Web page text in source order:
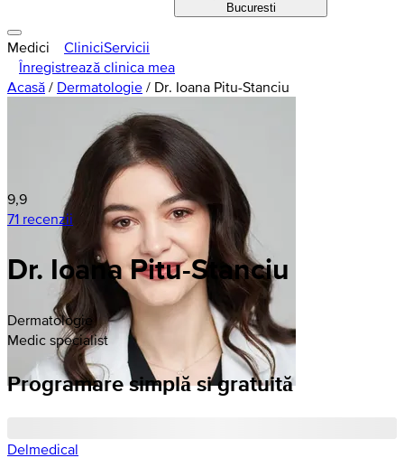
Bucuresti
Medici CliniciServicii
Înregistrează clinica mea
Acasă / Dermatologie / Dr. Ioana Pitu-Stanciu
9,9
71 recenzii
Dr. Ioana Pitu-Stanciu
Dermatologie
Medic specialist
Programare simplă si gratuită
Delmedical